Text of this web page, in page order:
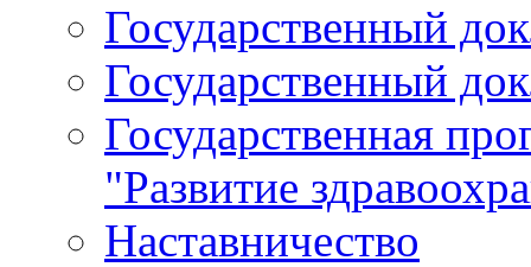
Государственный
Государственный
Государственная
"Развитие
Наставничество